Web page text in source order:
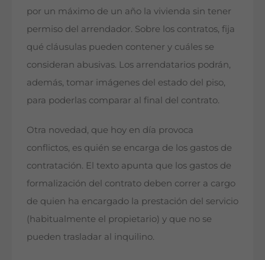
por un máximo de un año la vivienda sin tener
permiso del arrendador. Sobre los contratos, fija
qué cláusulas pueden contener y cuáles se
consideran abusivas. Los arrendatarios podrán,
además, tomar imágenes del estado del piso,
para poderlas comparar al final del contrato.
Otra novedad, que hoy en día provoca
conflictos, es quién se encarga de los gastos de
contratación. El texto apunta que los gastos de
formalización del contrato deben correr a cargo
de quien ha encargado la prestación del servicio
(habitualmente el propietario) y que no se
pueden trasladar al inquilino.